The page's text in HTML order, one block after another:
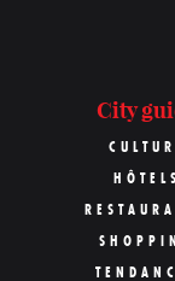
City
HÔTELS